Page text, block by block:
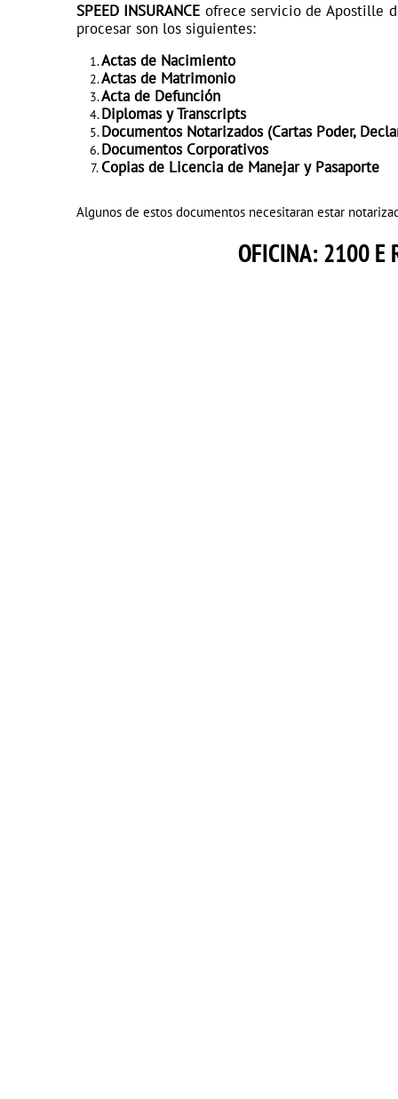
OFICINA:2100 E
SPEED INSURANCE ofrece servicio de Apostille
procesar son los siguientes:
Actas de Nacimiento
Actas de Matrimonio
Acta de Defunción
Diplomas y Transcripts
Documentos Notarizados (Cartas Poder,
Documentos Corporativos
Copias de Licencia de Manejar y Pasaporte
Algunos de estos documentos necesitaran estar